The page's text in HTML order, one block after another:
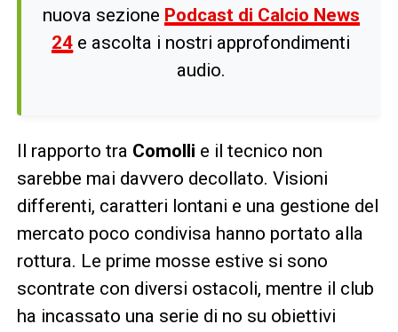
nuova sezione Podcast di Calcio News
24 e ascolta i nostri approfondimenti
audio.
Il rapporto tra Comolli e il tecnico non
sarebbe mai davvero decollato. Visioni
differenti, caratteri lontani e una gestione del
mercato poco condivisa hanno portato alla
rottura. Le prime mosse estive si sono
scontrate con diversi ostacoli, mentre il club
ha incassato una serie di no su obiettivi